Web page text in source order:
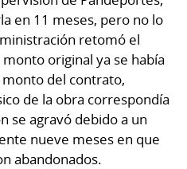
en 11 meses, pero no lo
retomó el
original ya se había
del contrato,
de la obra correspondía
se agravó debido a un
nueve meses en que
abandonados.